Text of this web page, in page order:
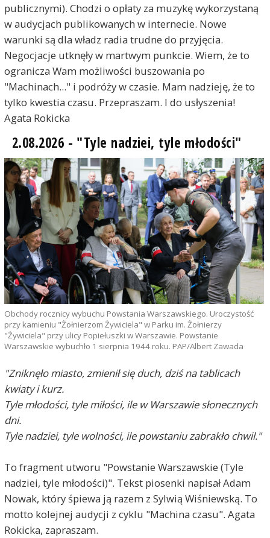
publicznymi). Chodzi o opłaty za muzykę wykorzystaną
w audycjach publikowanych w internecie. Nowe
warunki są dla władz radia trudne do przyjęcia.
Negocjacje utknęły w martwym punkcie. Wiem, że to
ogranicza Wam możliwości buszowania po
"Machinach..." i podróży w czasie. Mam nadzieję, że to
tylko kwestia czasu. Przepraszam. I do usłyszenia!
Agata Rokicka
2.08.2026 - "Tyle nadziei, tyle młodości"
Obchody rocznicy wybuchu Powstania Warszawskiego. Uroczystość
przy kamieniu "Żołnierzom Żywiciela" w Parku im. Żołnierzy
"Żywiciela" przy ulicy Popiełuszki w Warszawie. Powstanie
Warszawskie wybuchło 1 sierpnia 1944 roku. PAP/Albert Zawada
"Zniknęło miasto, zmienił się duch, dziś na tablicach
kwiaty i kurz.
Tyle młodości, tyle miłości, ile w Warszawie słonecznych
dni.
Tyle nadziei, tyle wolności, ile powstaniu zabrakło chwil."
To fragment utworu "Powstanie Warszawskie (Tyle
nadziei, tyle młodości)". Tekst piosenki napisał Adam
Nowak, który śpiewa ją razem z Sylwią Wiśniewską. To
motto kolejnej audycji z cyklu "Machina czasu". Agata
Rokicka, zapraszam.